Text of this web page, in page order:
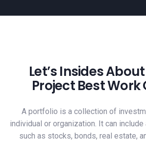
Let’s Insides
Project Best Work
A portfolio is a collection of
individual or organization. It can
such as stocks, bonds, real estate,